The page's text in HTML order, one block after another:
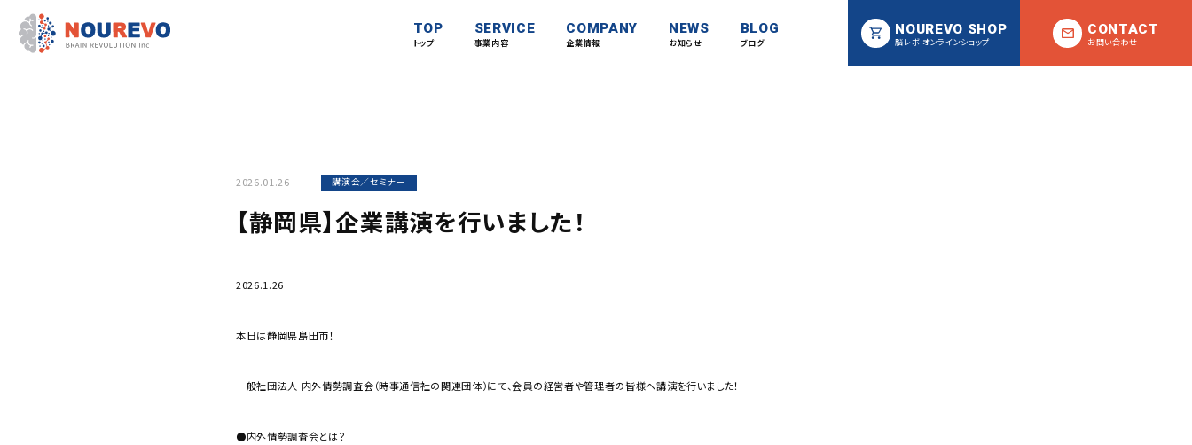
TOP
トップ
SERVICE
事業内容
COMPANY
企業情報
NEWS
お知らせ
BLOG
ブログ
NOUREVO SHOP
脳レボ オンラインショップ
CONTACT
お問い合わせ
2026.01.26 講演会／セミナー
【静岡県】企業講演を行いました！
2026.1.26
本日は静岡県島田市！
一般社団法人 内外情勢調査会（時事通信社の関連団体）にて、会員の経営者や管理者の皆様へ講演を行いました！
●内外情勢調査会とは？